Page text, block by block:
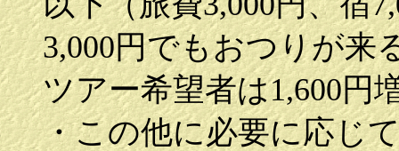
3,000円でもおつりが来
ツアー希望者は1,600円
・この他に必要に応じ